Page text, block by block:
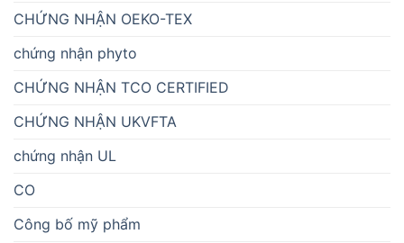
CHỨNG NHẬN OEKO-TEX
chứng nhận phyto
CHỨNG NHẬN TCO CERTIFIED
CHỨNG NHẬN UKVFTA
chứng nhận UL
CO
Công bố mỹ phẩm